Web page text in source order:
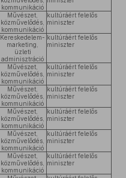
kommunikáció
Művészet,
közművelődés,
kommunikáció
kultúráért felelős
miniszter
Kereskedelem-
marketing,
üzleti
adminisztráció
kultúráért felelős
miniszter
Művészet,
közművelődés,
kommunikáció
kultúráért felelős
miniszter
Művészet,
közművelődés,
kommunikáció
kultúráért felelős
miniszter
Művészet,
közművelődés,
kommunikáció
kultúráért felelős
miniszter
Művészet,
közművelődés,
kommunikáció
kultúráért felelős
miniszter
Művészet,
közművelődés,
kommunikáció
kultúráért felelős
miniszter